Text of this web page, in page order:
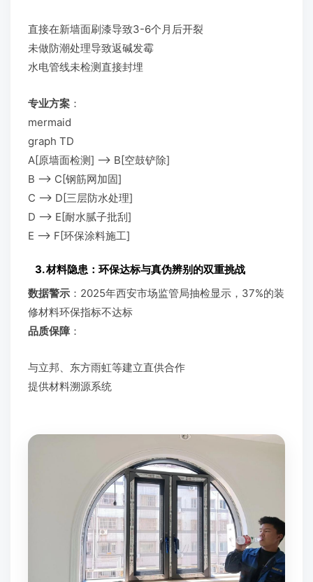
直接在新墙面刷漆导致3-6个月后开裂
未做防潮处理导致返碱发霉
水电管线未检测直接封埋
专业方案 ：
mermaid
graph TD
A[原墙面检测] –> B[空鼓铲除]
B –> C[钢筋网加固]
C –> D[三层防水处理]
D –> E[耐水腻子批刮]
E –> F[环保涂料施工]
3. 材料隐患：环保达标与真伪辨别的双重挑战
数据警示 ：2025年西安市场监管局抽检显示，37%的装
修材料环保指标不达标
品质保障 ：
与立邦、东方雨虹等建立直供合作
提供材料溯源系统